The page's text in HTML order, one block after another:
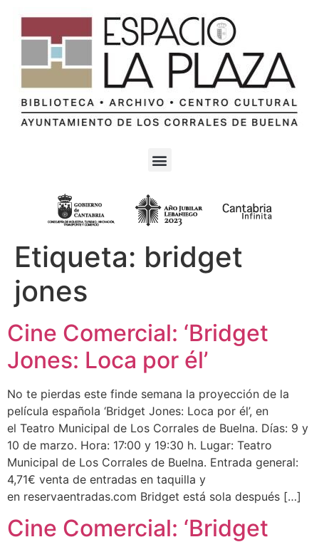
Etiqueta: bridget
jones
Cine Comercial: ‘Bridget
Jones: Loca por él’
No te pierdas este finde semana la proyección de la
película española ‘Bridget Jones: Loca por él’, en
el Teatro Municipal de Los Corrales de Buelna. Días: 9 y
10 de marzo. Hora: 17:00 y 19:30 h. Lugar: Teatro
Municipal de Los Corrales de Buelna. Entrada general:
4,71€ venta de entradas en taquilla y
en reservaentradas.com Bridget está sola después […]
Cine Comercial: ‘Bridget